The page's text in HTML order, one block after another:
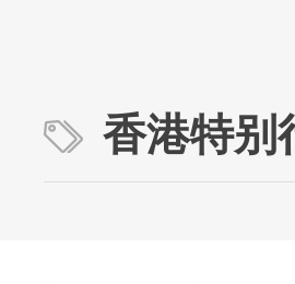
香港特别